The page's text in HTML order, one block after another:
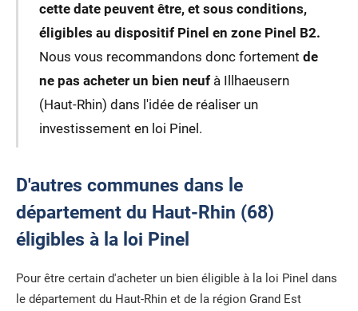
cette date peuvent être, et sous conditions,
éligibles au dispositif Pinel en zone Pinel B2.
Nous vous recommandons donc fortement de
ne pas acheter un bien neufà Illhaeusern
(Haut-Rhin) dans l'idée de réaliser un
investissement en loi Pinel.
D'autres communes dans le
département du Haut-Rhin (68)
éligibles à la loi Pinel
Pour être certain d'acheter un bien éligible à la loi Pinel dans
le département du Haut-Rhin et de la région Grand Est